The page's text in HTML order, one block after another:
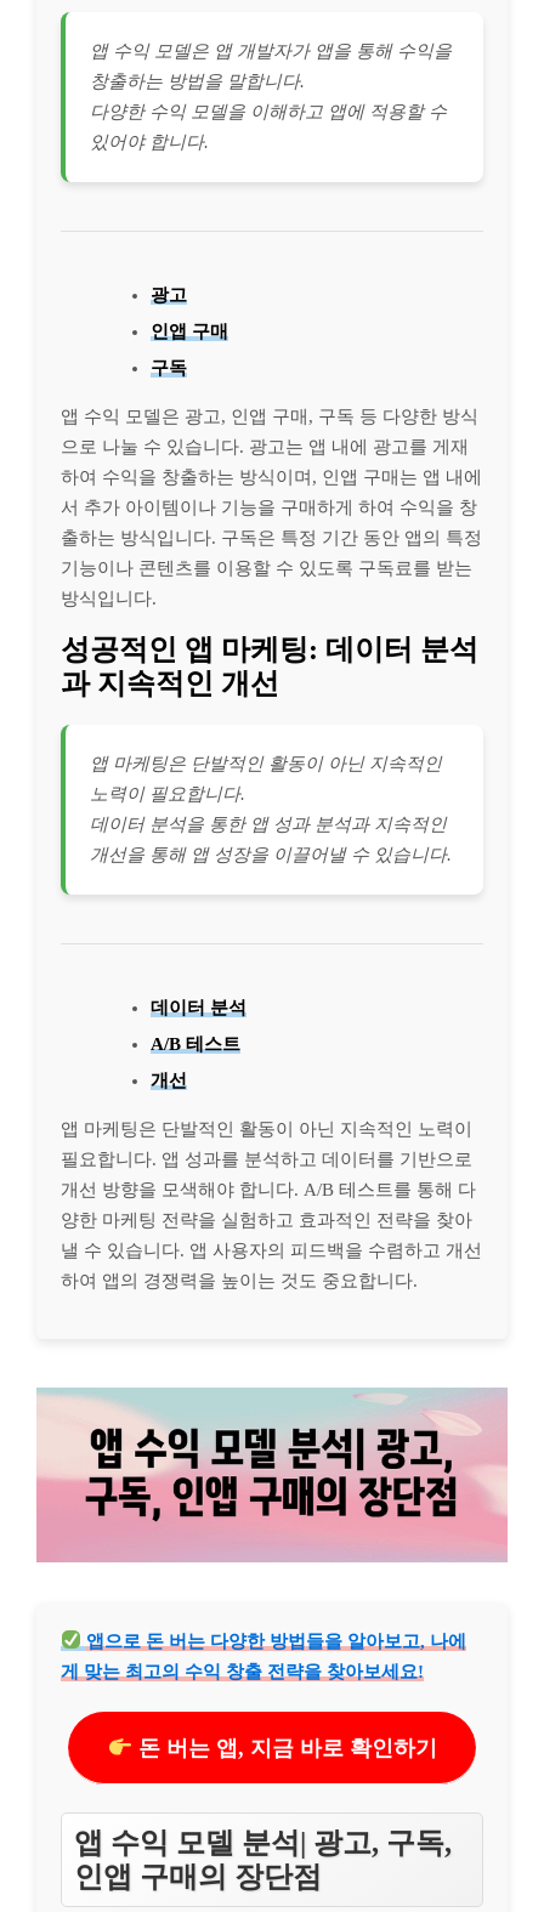
앱 수익 모델은 앱 개발자가 앱을 통해 수익을
창출하는 방법을 말합니다.
다양한 수익 모델을 이해하고 앱에 적용할 수
있어야 합니다.
광고
인앱 구매
구독
앱 수익 모델은 광고, 인앱 구매, 구독 등 다양한 방식
으로 나눌 수 있습니다. 광고는 앱 내에 광고를 게재
하여 수익을 창출하는 방식이며, 인앱 구매는 앱 내에
서 추가 아이템이나 기능을 구매하게 하여 수익을 창
출하는 방식입니다. 구독은 특정 기간 동안 앱의 특정
기능이나 콘텐츠를 이용할 수 있도록 구독료를 받는
방식입니다.
성공적인 앱 마케팅: 데이터 분석
과 지속적인 개선
앱 마케팅은 단발적인 활동이 아닌 지속적인
노력이 필요합니다.
데이터 분석을 통한 앱 성과 분석과 지속적인
개선을 통해 앱 성장을 이끌어낼 수 있습니다.
데이터 분석
A/B 테스트
개선
앱 마케팅은 단발적인 활동이 아닌 지속적인 노력이
필요합니다. 앱 성과를 분석하고 데이터를 기반으로
개선 방향을 모색해야 합니다. A/B 테스트를 통해 다
양한 마케팅 전략을 실험하고 효과적인 전략을 찾아
낼 수 있습니다. 앱 사용자의 피드백을 수렴하고 개선
하여 앱의 경쟁력을 높이는 것도 중요합니다.
앱으로 돈 버는 다양한 방법들을 알아보고, 나에
게 맞는 최고의 수익 창출 전략을 찾아보세요!
돈 버는 앱, 지금 바로 확인하기
앱 수익 모델 분석| 광고, 구독,
인앱 구매의 장단점